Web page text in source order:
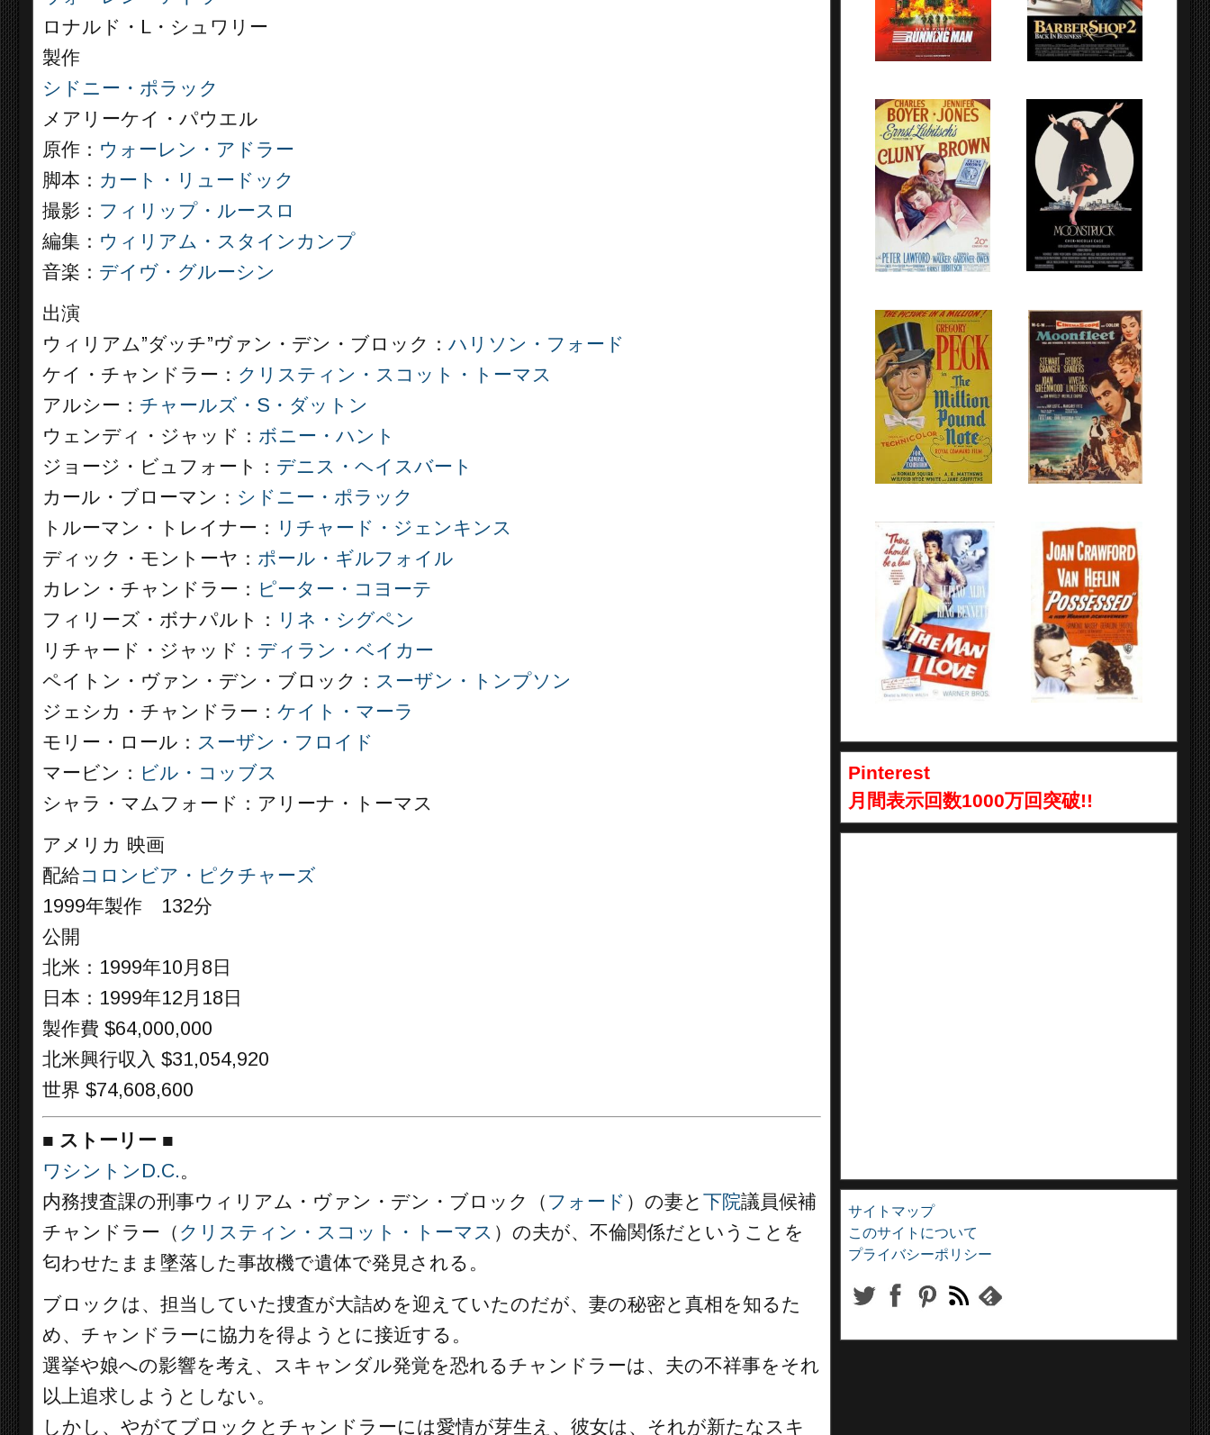
ロナルド・L・シュワリー
製作
シドニー・ポラック
メアリーケイ・パウエル
原作： ウォーレン・アドラー
脚本： カート・リュードック
撮影： フィリップ・ルースロ
編集： ウィリアム・スタインカンプ
音楽： デイヴ・グルーシン
出演
ウィリアム”ダッチ”ヴァン・デン・ブロック： ハリソン・フォード
ケイ・チャンドラー： クリスティン・スコット・トーマス
アルシー： チャールズ・S・ダットン
ウェンディ・ジャッド： ボニー・ハント
ジョージ・ビュフォート： デニス・ヘイスバート
カール・ブローマン： シドニー・ポラック
トルーマン・トレイナー： リチャード・ジェンキンス
ディック・モントーヤ： ポール・ギルフォイル
カレン・チャンドラー： ピーター・コヨーテ
フィリーズ・ボナパルト： リネ・シグペン
リチャード・ジャッド： ディラン・ベイカー
ペイトン・ヴァン・デン・ブロック： スーザン・トンプソン
ジェシカ・チャンドラー： ケイト・マーラ
モリー・ロール： スーザン・フロイド
マービン： ビル・コッブス
シャラ・マムフォード：アリーナ・トーマス
アメリカ 映画
配給コロンビア・ピクチャーズ
1999年製作 132分
公開
北米：1999年10月8日
日本：1999年12月18日
製作費 $64,000,000
北米興行収入 $31,054,920
世界 $74,608,600
■ ストーリー ■
ワシントンD.C.。
内務捜査課の刑事ウィリアム・ヴァン・デン・ブロック（ フォード ）の妻と 下院議員候補
チャンドラー（ クリスティン・スコット・トーマス ）の夫が、不倫関係だということを
匂わせたまま墜落した事故機で遺体で発見される。
ブロックは、担当していた捜査が大詰めを迎えていたのだが、妻の秘密と真相を知るた
め、チャンドラーに協力を得ようとに接近する。
選挙や娘への影響を考え、スキャンダル発覚を恐れるチャンドラーは、夫の不祥事をそれ
以上追求しようとしない。
しかし、やがてブロックとチャンドラーには愛情が芽生え、彼女は、それが新たなスキ
Pinterest
月間表示回数1000万回突破!!
サイトマップ
このサイトについて
プライバシーポリシー